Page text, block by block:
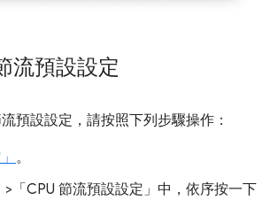
流預設設定
預設設定，請按照下列步驟操作：
。
>「CPU 節流預設設定」 中，依序按一下